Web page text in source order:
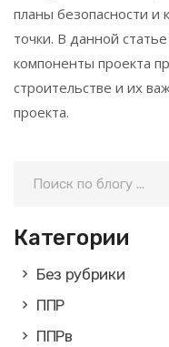
планы безопасности и
точки. В данной
компоненты проекта
строительстве и их
проекта.
Категории
Без рубрики
ППР
ППРв